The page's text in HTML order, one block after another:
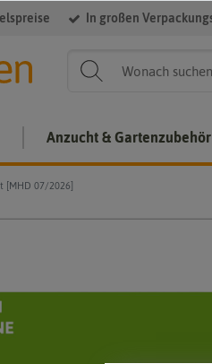
In großen
Anzucht & Gartenzubehör
[MHD 07/2026]